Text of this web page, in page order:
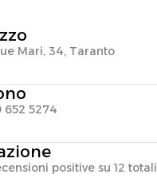
Mari, 34, Taranto
652 5274
positive su 12 totali